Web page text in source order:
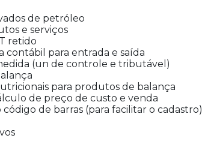
de petróleo
e serviços
retido
contábil para entrada e saída
(un de controle e tributável)
para produtos de balança
de preço de custo e venda
de barras (para facilitar o cadastro)